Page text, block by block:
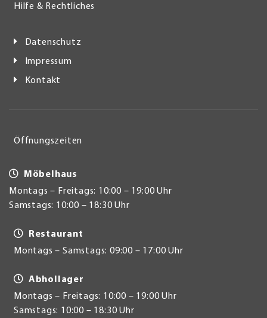
Hilfe & Rechtliches
Datenschutz
Impressum
Kontakt
Öffnungszeiten
Möbelhaus
Montags – Freitags: 10:00 – 19:00 Uhr
Samstags: 10:00 – 18:30 Uhr
Restaurant
Montags – Samstags: 09:00 – 17:00 Uhr
Abhollager
Montags – Freitags: 10:00 – 19:00 Uhr
Samstags: 10:00 – 18:30 Uhr